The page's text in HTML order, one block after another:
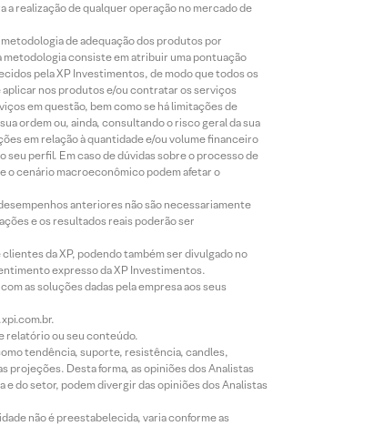
realização de qualquer operação no mercado de
de adequação dos produtos por
metodologia consiste em atribuir uma pontuação
pela XP Investimentos, de modo que todos os
nos produtos e/ou contratar os serviços
em questão, bem como se há limitações de
ordem ou, ainda, consultando o risco geral da sua
em relação à quantidade e/ou volume financeiro
perfil. Em caso de dúvidas sobre o processo de
o cenário macroeconômico podem afetar o
anteriores não são necessariamente
e os resultados reais poderão ser
da XP, podendo também ser divulgado no
expresso da XP Investimentos.
as soluções dadas pela empresa aos seus
relatório ou seu conteúdo.
tendência, suporte, resistência, candles,
projeções. Desta forma, as opiniões dos Analistas
do setor, podem divergir das opiniões dos Analistas
não é preestabelecida, varia conforme as